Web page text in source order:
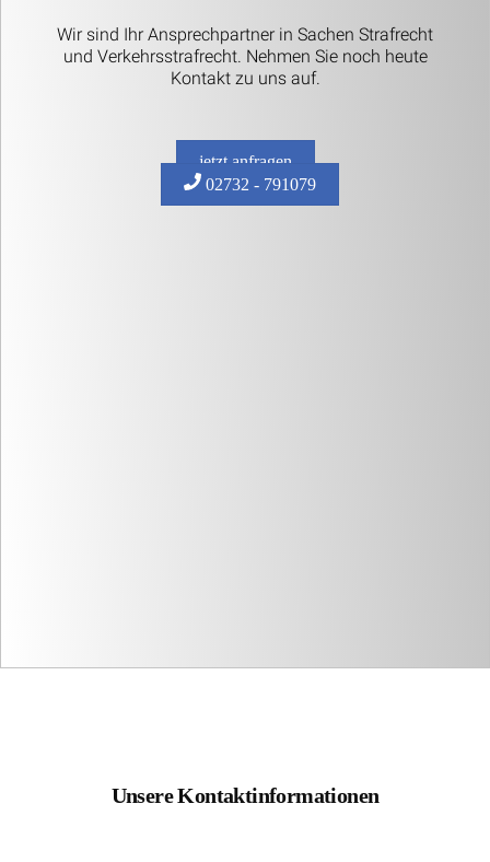
Wir sind Ihr Ansprechpartner in Sachen Strafrecht
und Verkehrsstrafrecht. Nehmen Sie noch heute
Kontakt zu uns auf.
jetzt anfragen
02732 - 791079
Unsere Kontaktinformationen